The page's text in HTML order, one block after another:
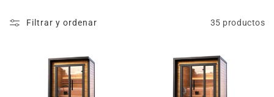
Filtrar y ordenar 35 productos